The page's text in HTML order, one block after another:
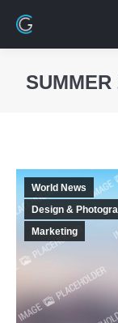
SUMMER
World News
Design &
Marketing